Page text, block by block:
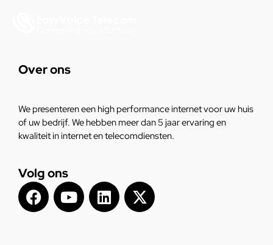
Over ons
We presenteren een high performance internet voor uw huis
of uw bedrijf. We hebben meer dan 5 jaar ervaring en
kwaliteit in internet en telecomdiensten.
Volg ons